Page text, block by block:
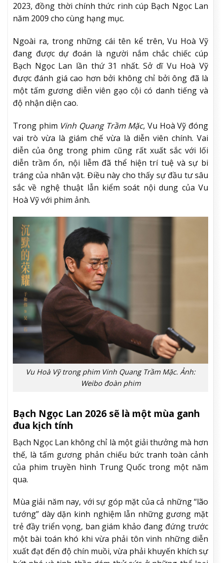
2023, đồng thời chính thức rinh cúp Bạch Ngọc Lan
năm 2009 cho cùng hạng mục.
Ngoài ra, trong những cái tên kể trên, Vu Hoà Vỹ
đang được dự đoán là người nắm chắc chiếc cúp
Bạch Ngọc Lan lần thứ 31 nhất. Sở dĩ Vu Hoà Vỹ
được đánh giá cao hơn bởi không chỉ bởi ông đã là
một tấm gương diễn viên gạo cội có danh tiếng và
độ nhận diện cao.
Trong phim Vinh Quang Trầm Mặc, Vu Hoà Vỹ đóng
vai trò vừa là giám chế vừa là diễn viên chính. Vai
diễn của ông trong phim cũng rất xuất sắc với lối
diễn trầm ổn, nội liễm đã thể hiện trí tuệ và sự bi
tráng của nhân vật. Điều này cho thấy sự đầu tư sâu
sắc về nghệ thuật lẫn kiểm soát nội dung của Vu
Hoà Vỹ với phim ảnh.
Vu Hoà Vỹ trong phim Vinh Quang Trầm Mặc. Ảnh:
Weibo đoàn phim
Bạch Ngọc Lan 2026 sẽ là một mùa ganh
đua kịch tính
Bạch Ngọc Lan không chỉ là một giải thưởng mà hơn
thế, là tấm gương phản chiếu bức tranh toàn cảnh
của phim truyền hình Trung Quốc trong một năm
qua.
Mùa giải năm nay, với sự góp mặt của cả những “lão
tướng” dày dặn kinh nghiệm lẫn những gương mặt
trẻ đầy triển vọng, ban giám khảo đang đứng trước
một bài toán khó khi vừa phải tôn vinh những diễn
xuất đạt đến độ chín muồi, vừa phải khuyến khích sự